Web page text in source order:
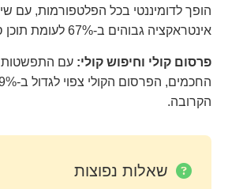
הופך לדומיננטי בכל הפלטפורמות, עם
אינטראקציה גבוהים ב-67% לעומת תוכן סטטי.
פרסום קולי וחיפוש קולי: עם התפשטות
הקרובה.
שאלות נפוצות